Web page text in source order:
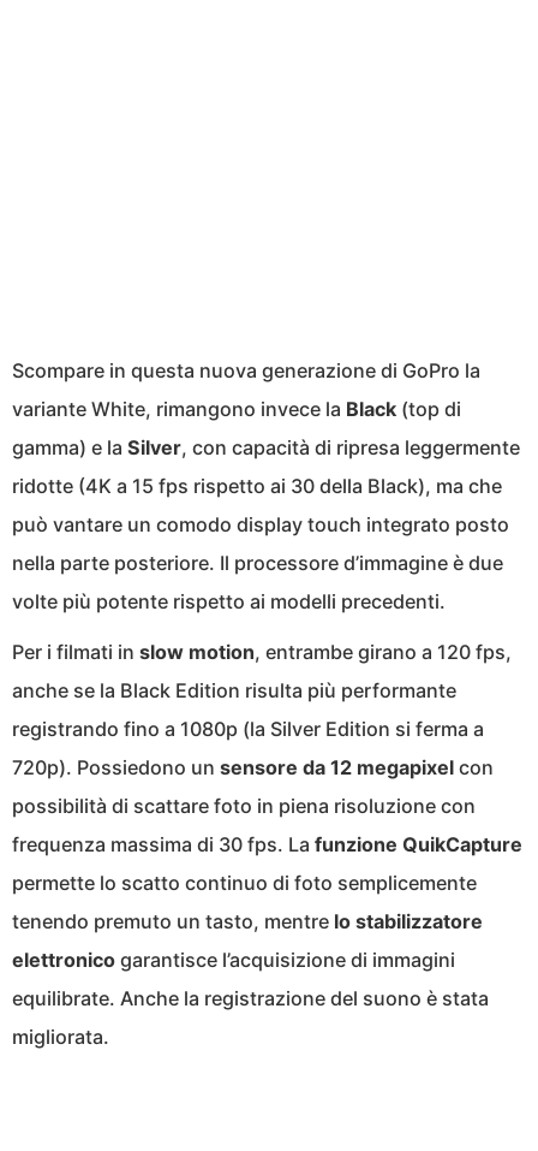
Scompare in questa nuova generazione di GoPro la
variante White, rimangono invece la Black (top di
gamma) e la Silver, con capacità di ripresa leggermente
ridotte (4K a 15 fps rispetto ai 30 della Black), ma che
può vantare un comodo display touch integrato posto
nella parte posteriore. Il processore d’immagine è due
volte più potente rispetto ai modelli precedenti.
Per i filmati in slow motion, entrambe girano a 120 fps,
anche se la Black Edition risulta più performante
registrando fino a 1080p (la Silver Edition si ferma a
720p). Possiedono un sensore da 12 megapixel con
possibilità di scattare foto in piena risoluzione con
frequenza massima di 30 fps. La funzione QuikCapture
permette lo scatto continuo di foto semplicemente
tenendo premuto un tasto, mentre lo stabilizzatore
elettronico garantisce l’acquisizione di immagini
equilibrate. Anche la registrazione del suono è stata
migliorata.